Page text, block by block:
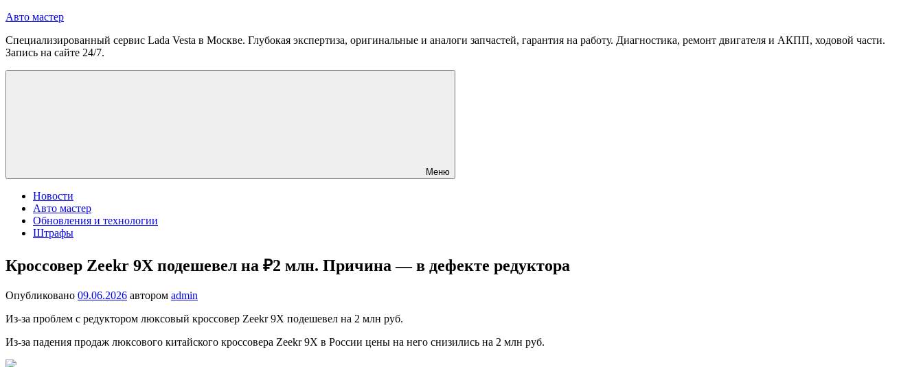
Перейти
содержимому
Авто мастер
Специализированный сервис Lada Vesta в Москве. Глубокая экспертиза, оригинальные и аналоги запчастей, гарантия на работу. Диагностика, ремонт двигателя и АКПП, ходовой части.
Запись на сайте 24/7.
Меню
Новости
Авто мастер
Обновления и технологии
Штрафы
Кроссовер Zeekr 9Х подешевел на ₽2 млн. Причина — в дефекте редуктора
Опубликовано 09.06.2026 автором admin
Из-за проблем с редуктором люксовый кроссовер Zeekr 9Х подешевел на 2 млн руб.
Из-за падения продаж люксового китайского кроссовера Zeekr 9X в России цены на него снизились на 2 млн руб.